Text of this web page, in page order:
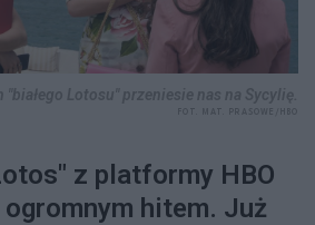
z platformy HBO
ogromnym hitem. Już